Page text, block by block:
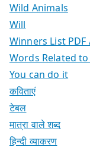
Wild Animals
Will
Winners List
Words Related
You can do it
कविताएं
टेबल
मात्रा वाले शब्द
हिन्दी व्याकरण